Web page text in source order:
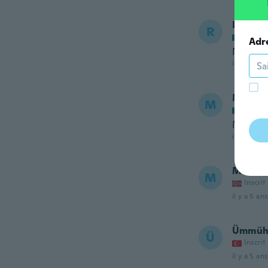
R Roberto
No hay
il y a 5 ans
M
Muy
il y a 5 ans
M Marit
Inscrit
il y a 5 ans
Ü Inscrit
il y a 5 ans